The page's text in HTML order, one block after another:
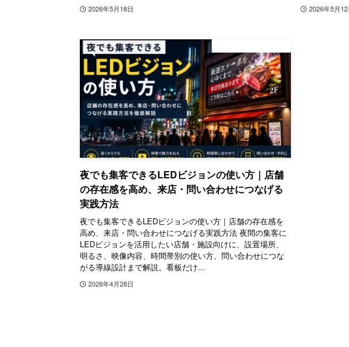
2026年5月18日 2026年5月12
夜でも集客できるLEDビジョンの使い方｜店舗
の存在感を高め、来店・問い合わせにつなげる
実践方法
夜でも集客できるLEDビジョンの使い方｜店舗の存在感を
高め、来店・問い合わせにつなげる実践方法 夜間の集客に
LEDビジョンを活用したい店舗・施設向けに、設置場所、
明るさ、映像内容、時間帯別の使い方、問い合わせにつな
がる導線設計まで解説。看板だけ...
2026年4月28日